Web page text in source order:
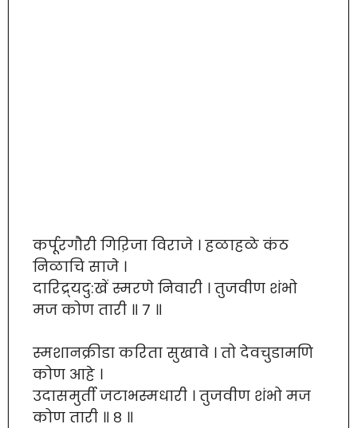
कर्पूरगौरी गिऱिजा विराजे । हळाहळे कंठ
निळाचि साजे ।
दारिद्र्यदु:खें स्मरणे निवारी । तुजवीण शंभो
मज कोण तारी ॥ ७ ॥
स्मशानक्रीडा करिता सुखावे । तो देवचुडामणि
कोण आहे ।
उदासमुर्ती जटाभस्मधारी । तुजवीण शंभो मज
कोण तारी ॥ ८ ॥